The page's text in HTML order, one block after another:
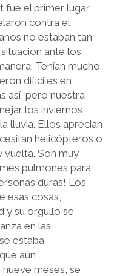
fue el primer lugar
contra el
no estaban tan
ante los
Tenían mucho
difíciles en
así, pero nuestra
los inviernos
lluvia. Ellos aprecian
helicópteros o
vuelta. Son muy
pulmones para
duras! Los
esas cosas,
y su orgullo se
en las
estaba
aún
meses, se